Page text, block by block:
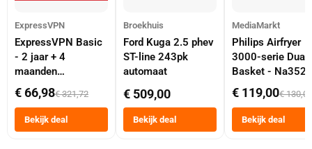
ExpressVPN
ExpressVPN Basic
- 2 jaar + 4
maanden
abonnement
€ 66,98€ 321,72
Bekijk deal
Broekhuis
Ford Kuga 2.5 phev
ST-line 243pk
automaat
€ 509,00
Bekijk deal
MediaMarkt
Philips Airfryer
3000-serie Dual
Basket -
Dubbele Mand 9
Tot 6 Personen
Heteluchtfriteuse
Zwart
€ 119,00€ 130,00
Bekijk deal